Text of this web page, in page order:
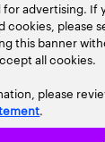
advertising. If
cookies, please
this banner
all cookies.
please
.